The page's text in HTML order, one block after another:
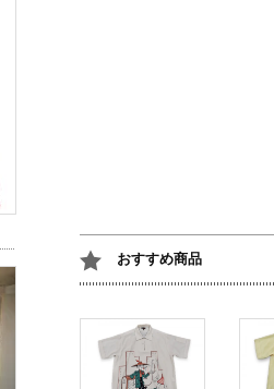
おすすめ商品